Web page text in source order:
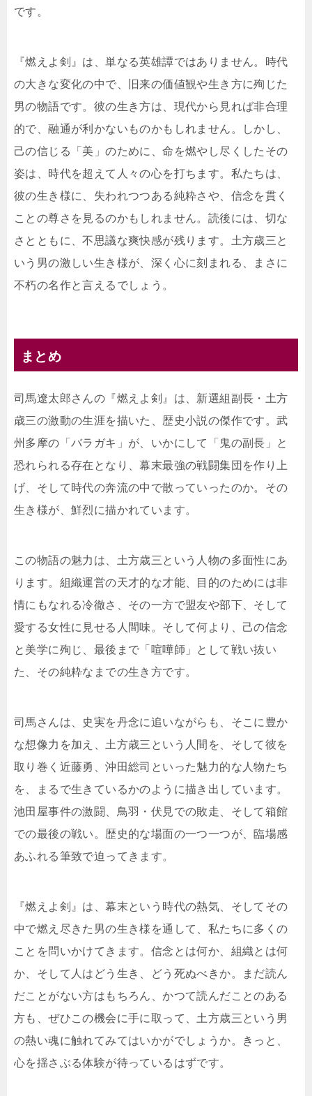
です。
『燃えよ剣』は、単なる英雄譚ではありません。時代
の大きな変化の中で、旧来の価値観や生き方に殉じた
男の物語です。彼の生き方は、現代から見れば非合理
的で、融通が利かないものかもしれません。しかし、
己の信じる「美」のために、命を燃やし尽くしたその
姿は、時代を超えて人々の心を打ちます。私たちは、
彼の生き様に、失われつつある純粋さや、信念を貫く
ことの尊さを見るのかもしれません。読後には、切な
さとともに、不思議な爽快感が残ります。土方歳三と
いう男の激しい生き様が、深く心に刻まれる、まさに
不朽の名作と言えるでしょう。
まとめ
司馬遼太郎さんの『燃えよ剣』は、新選組副長・土方
歳三の激動の生涯を描いた、歴史小説の傑作です。武
州多摩の「バラガキ」が、いかにして「鬼の副長」と
恐れられる存在となり、幕末最強の戦闘集団を作り上
げ、そして時代の奔流の中で散っていったのか。その
生き様が、鮮烈に描かれています。
この物語の魅力は、土方歳三という人物の多面性にあ
ります。組織運営の天才的な才能、目的のためには非
情にもなれる冷徹さ、その一方で盟友や部下、そして
愛する女性に見せる人間味。そして何より、己の信念
と美学に殉じ、最後まで「喧嘩師」として戦い抜い
た、その純粋なまでの生き方です。
司馬さんは、史実を丹念に追いながらも、そこに豊か
な想像力を加え、土方歳三という人間を、そして彼を
取り巻く近藤勇、沖田総司といった魅力的な人物たち
を、まるで生きているかのように描き出しています。
池田屋事件の激闘、鳥羽・伏見での敗走、そして箱館
での最後の戦い。歴史的な場面の一つ一つが、臨場感
あふれる筆致で迫ってきます。
『燃えよ剣』は、幕末という時代の熱気、そしてその
中で燃え尽きた男の生き様を通して、私たちに多くの
ことを問いかけてきます。信念とは何か、組織とは何
か、そして人はどう生き、どう死ぬべきか。まだ読ん
だことがない方はもちろん、かつて読んだことのある
方も、ぜひこの機会に手に取って、土方歳三という男
の熱い魂に触れてみてはいかがでしょうか。きっと、
心を揺さぶる体験が待っているはずです。